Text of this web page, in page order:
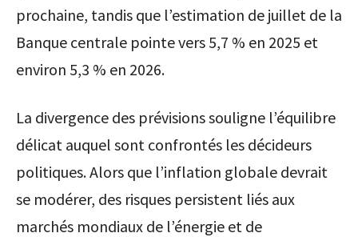
prochaine, tandis que l’estimation de juillet de la
Banque centrale pointe vers 5,7 % en 2025 et
environ 5,3 % en 2026.
La divergence des prévisions souligne l’équilibre
délicat auquel sont confrontés les décideurs
politiques. Alors que l’inflation globale devrait
se modérer, des risques persistent liés aux
marchés mondiaux de l’énergie et de